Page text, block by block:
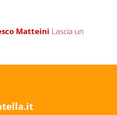
Matteini Lascia un